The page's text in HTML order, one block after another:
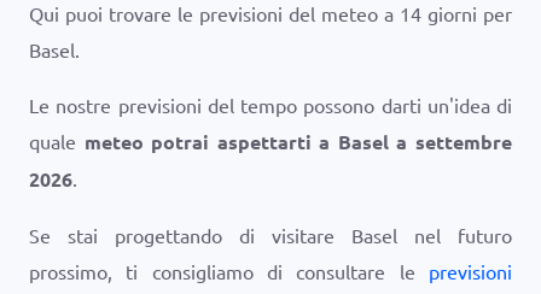
Qui puoi trovare le previsioni del meteo a 14 giorni per
Basel.
Le nostre previsioni del tempo possono darti un'idea di
quale meteo potrai aspettarti a Basel a settembre
2026.
Se stai progettando di visitare Basel nel futuro
prossimo, ti consigliamo di consultare le previsioni